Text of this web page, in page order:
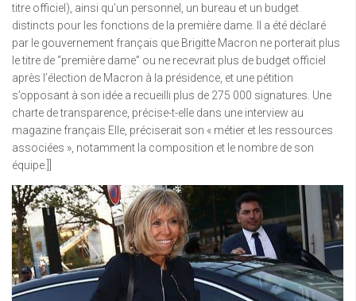
titre officiel), ainsi qu’un personnel, un bureau et un budget
distincts pour les fonctions de la première dame. Il a été déclaré
par le gouvernement français que Brigitte Macron ne porterait plus
le titre de “première dame” ou ne recevrait plus de budget officiel
après l’élection de Macron à la présidence, et une pétition
s’opposant à son idée a recueilli plus de 275 000 signatures. Une
charte de transparence, précise-t-elle dans une interview au
magazine français Elle, préciserait son « métier et les ressources
associées », notamment la composition et le nombre de son
équipe.]]